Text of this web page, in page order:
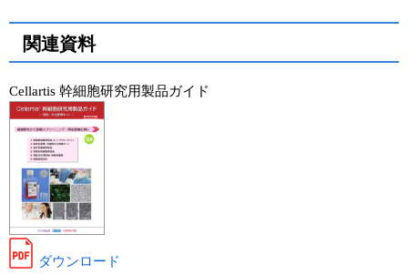
関連資料
Cellartis 幹細胞研究用製品ガイド
ダウンロード